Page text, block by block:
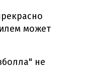
может
не